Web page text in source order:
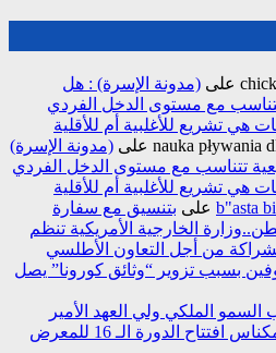
على (مدونة الإسرة) : هل
تتناسب مع مستوى الدخل الفردي
هي تشريع للأغلبية أم للأقلية
nauka pływania على (مدونة الإسرة)
تتناسب مع مستوى الدخل الفردي
هي تشريع للأغلبية أم للأقلية
b"asta على بتنسيق مع سفارة
الخارجية الأمريكية تنظم
من أجل التعاون الأطلسي
بسبب تزوير “وثائق كورونا” يصل
الملكي ولي العهد الأمير
مولاي الحسن يترأس بمكناس افتتاح الدورة الـ 16 للمعرض